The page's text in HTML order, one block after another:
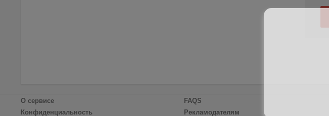
О сервисе
Конфиденциальность
FAQS
Рекламодателям